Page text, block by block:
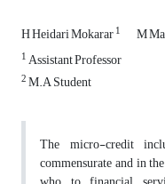
H Heidari Mokarar1 M
1Assistant Professor
2M.A Student
The micro-credit
commensurate and in